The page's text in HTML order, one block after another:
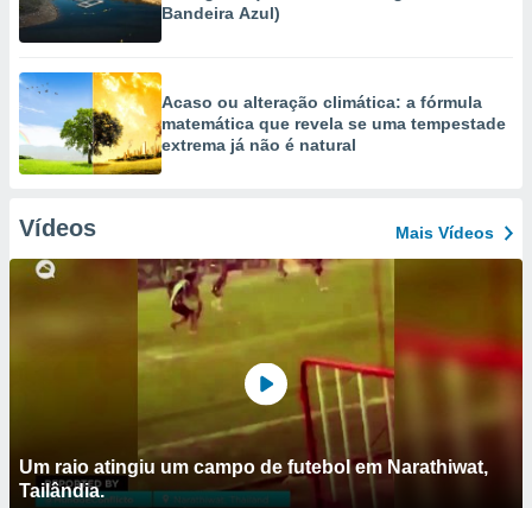
Bandeira Azul)
Acaso ou alteração climática: a fórmula
matemática que revela se uma tempestade
extrema já não é natural
Vídeos Mais Vídeos
Um raio atingiu um campo de futebol em Narathiwat,
Tailândia.